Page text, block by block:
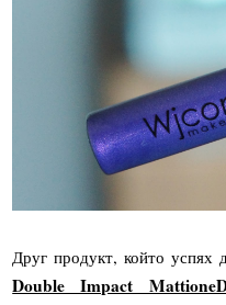
Друг продукт, който
Double Impact